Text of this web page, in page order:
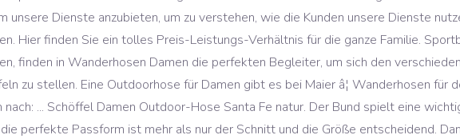
unsere Dienste anzubieten, um zu verstehen, wie die Kunden unsere Dienste
Hier finden Sie ein tolles Preis-Leistungs-Verhältnis für die ganze Familie.
finden in Wanderhosen Damen die perfekten Begleiter, um sich den
zu stellen. Eine Outdoorhose für Damen gibt es bei Maier â¦ Wanderhosen für
... Schöffel Damen Outdoor-Hose Santa Fe natur. Der Bund spielt eine
perfekte Passform ist mehr als nur der Schnitt und die Größe entscheidend.